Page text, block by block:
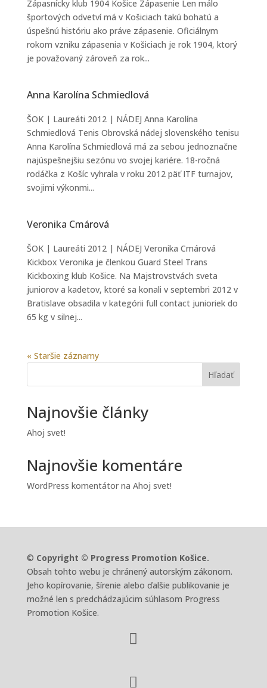
Zápasnícky klub 1904 Košice Zápasenie Len málo
športových odvetví má v Košiciach takú bohatú a
úspešnú históriu ako práve zápasenie. Oficiálnym
rokom vzniku zápasenia v Košiciach je rok 1904, ktorý
je považovaný zároveň za rok...
Anna Karolína Schmiedlová
ŠOK | Laureáti 2012 | NÁDEJ Anna Karolína
Schmiedlová Tenis Obrovská nádej slovenského tenisu
Anna Karolína Schmiedlová má za sebou jednoznačne
najúspešnejšiu sezónu vo svojej kariére. 18-ročná
rodáčka z Košíc vyhrala v roku 2012 päť ITF turnajov,
svojimi výkonmi...
Veronika Cmárová
ŠOK | Laureáti 2012 | NÁDEJ Veronika Cmárová
Kickbox Veronika je členkou Guard Steel Trans
Kickboxing klub Košice. Na Majstrovstvách sveta
juniorov a kadetov, ktoré sa konali v septembri 2012 v
Bratislave obsadila v kategórii full contact junioriek do
65 kg v silnej...
« Staršie záznamy
Hľadať
Najnovšie články
Ahoj svet!
Najnovšie komentáre
WordPress komentátorna Ahoj svet!
© Copyright © Progress Promotion Košice.
Obsah tohto webu je chránený autorským zákonom.
Jeho kopírovanie, šírenie alebo ďalšie publikovanie je
možné len s predchádzajúcim súhlasom Progress
Promotion Košice.

